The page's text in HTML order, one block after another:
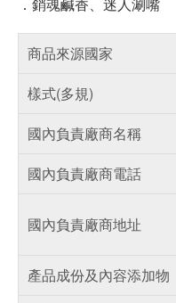
商品來源國家
樣式(多規)
國內負責廠商名稱
國內負責廠商電話
國內負責廠商地址
產品成份及內容添加物